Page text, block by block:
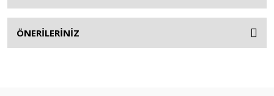
ÖNERİLERİNİZ